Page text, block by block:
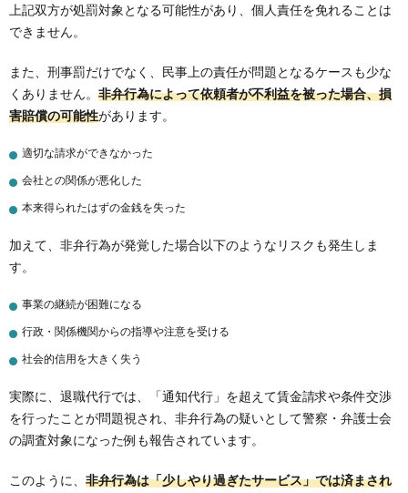
上記双方が処罰対象となる可能性があり、個人責任を免れることは
できません。
また、刑事罰だけでなく、民事上の責任が問題となるケースも少な
くありません。 非弁行為によって依頼者が不利益を被った場合、損
害賠償の可能性があります。
適切な請求ができなかった
会社との関係が悪化した
本来得られたはずの金銭を失った
加えて、非弁行為が発覚した場合以下のようなリスクも発生しま
す。
事業の継続が困難になる
行政・関係機関からの指導や注意を受ける
社会的信用を大きく失う
実際に、退職代行では、「通知代行」を超えて賃金請求や条件交渉
を行ったことが問題視され、非弁行為の疑いとして警察・弁護士会
の調査対象になった例も報告されています。
このように、 非弁行為は「少しやり過ぎたサービス」では済まされ